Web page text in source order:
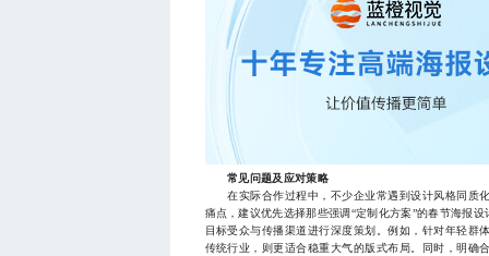
常见问题及应对策略
在实际合作过程中，不少企业常遇到设计风格同质
痛点，建议优先选择那些强调“定制化方案”的春节海报
目标受众与传播渠道进行深度策划。例如，针对年轻群
传统行业，则更适合稳重大气的版式布局。同时，明确